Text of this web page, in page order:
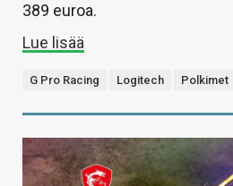
389 euroa.
Lue lisää
G Pro Racing Logitech Polkimet